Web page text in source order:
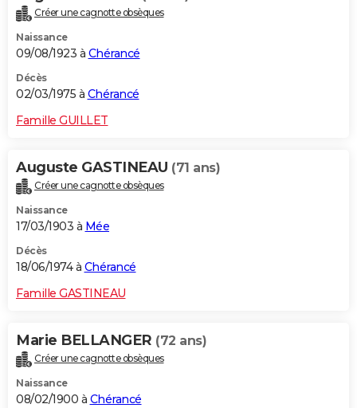
Créer une cagnotte obsèques
Naissance
09/08/1923 à Chérancé
Décès
02/03/1975 à Chérancé
Famille GUILLET
Auguste GASTINEAU (71 ans)
Créer une cagnotte obsèques
Naissance
17/03/1903 à Mée
Décès
18/06/1974 à Chérancé
Famille GASTINEAU
Marie BELLANGER (72 ans)
Créer une cagnotte obsèques
Naissance
08/02/1900 à Chérancé